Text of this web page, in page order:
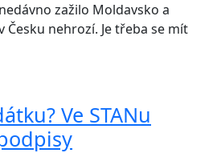
zažilo Moldavsko a
Česku nehrozí. Je třeba se mít
Ve STANu